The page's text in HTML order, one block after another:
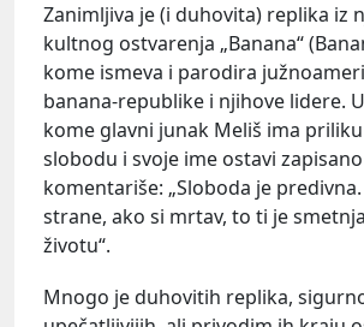
Zanimljiva je (i duhovita) replika iz
kultnog ostvarenja „Banana“
kome ismeva i parodira
banana-republike i njihove lidere.
kome glavni junak Meliš ima
slobodu i svoje ime ostavi
komentariše: „Sloboda je
strane, ako si mrtav, to ti je
životu“.
Mnogo je duhovitih replika,